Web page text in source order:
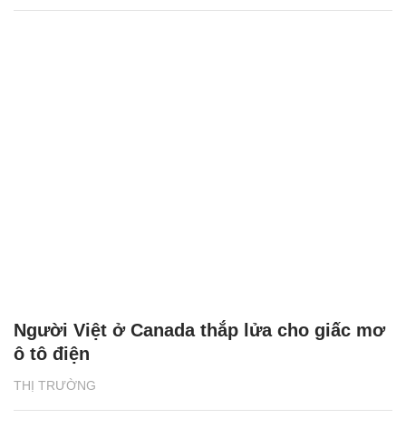
THỊ TRƯỜNG
Người Việt ở Canada thắp lửa cho giấc mơ
ô tô điện